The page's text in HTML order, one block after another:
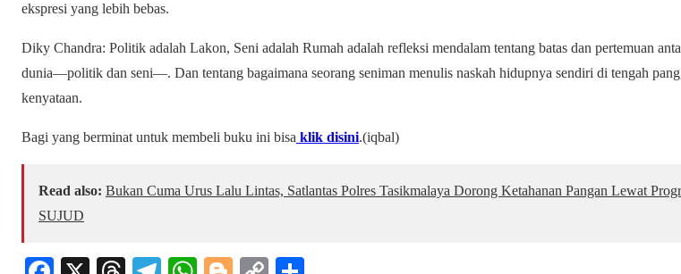
ekspresi yang lebih bebas.
Diky Chandra: Politik adalah Lakon, Seni adalah Rumah adalah refleksi mendalam tentang batas dan pertemuan
dunia—politik dan seni—. Dan tentang bagaimana seorang seniman menulis naskah hidupnya sendiri di tengah
kenyataan.
Bagi yang berminat untuk membeli buku ini bisa klik disini.(iqbal)
Read also: Bukan Cuma Urus Lalu Lintas, Satlantas Polres Tasikmalaya Dorong Ketahanan Pangan Lewat
SUJUD